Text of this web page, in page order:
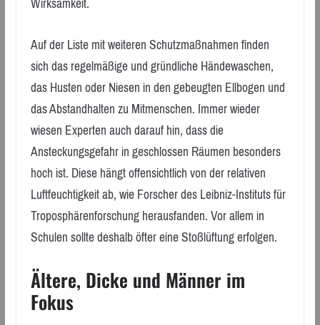
Auf der Liste mit weiteren Schutzmaßnahmen finden
sich das regelmäßige und gründliche Händewaschen,
das Husten oder Niesen in den gebeugten Ellbogen und
das Abstandhalten zu Mitmenschen. Immer wieder
wiesen Experten auch darauf hin, dass die
Ansteckungsgefahr in geschlossen Räumen besonders
hoch ist. Diese hängt offensichtlich von der relativen
Luftfeuchtigkeit ab, wie Forscher des Leibniz-Instituts für
Troposphärenforschung herausfanden. Vor allem in
Schulen sollte deshalb öfter eine Stoßlüftung erfolgen.
Ältere, Dicke und Männer im
Fokus